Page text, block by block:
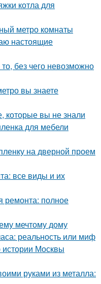
котла для
метро комнаты
настоящие
без чего невозможно
вы знаете
которые вы не знали
для мебели
на дверной проем
все виды и их
ремонта: полное
мечтому дому
реальность или миф
истории Москвы
руками из металла: